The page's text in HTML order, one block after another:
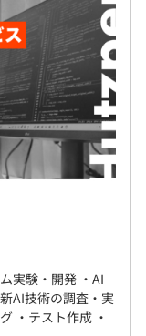
実験・開発 ・AI
AI技術の調査・実
・テスト作成 ・